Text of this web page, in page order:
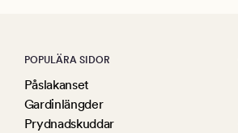
POPULÄRA SIDOR
Påslakanset
Gardinlängder
Prydnadskuddar